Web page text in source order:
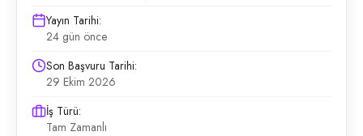
Yayın Tarihi:
24 gün önce
Son Başvuru Tarihi:
29 Ekim 2026
İş Türü:
Tam Zamanlı